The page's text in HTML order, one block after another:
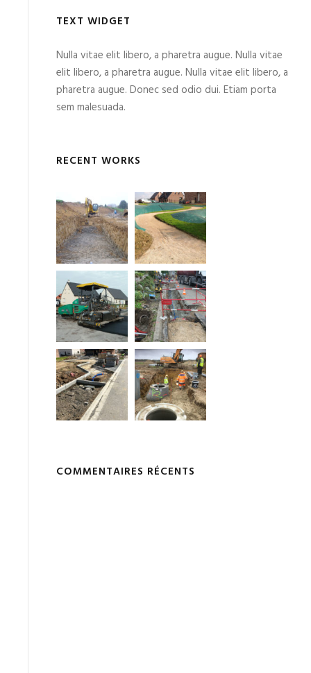
TEXT WIDGET
Nulla vitae elit libero, a pharetra augue. Nulla vitae
elit libero, a pharetra augue. Nulla vitae elit libero, a
pharetra augue. Donec sed odio dui. Etiam porta
sem malesuada.
RECENT WORKS
COMMENTAIRES RÉCENTS